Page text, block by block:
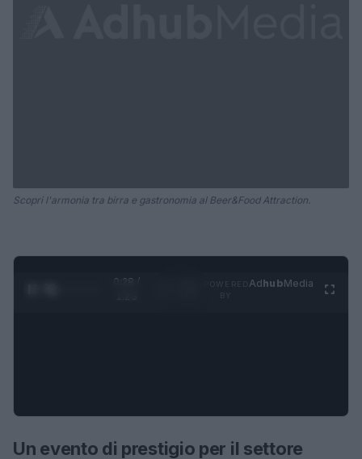
Scopri l'armonia tra birra e gastronomia al Beer&Food Attraction.
0:29 /
AdhubMedia
Un evento di prestigio per il settore